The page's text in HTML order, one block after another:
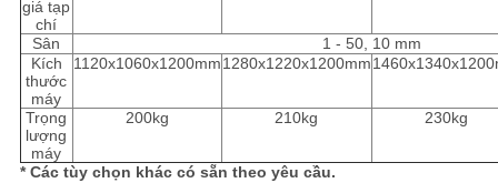
giá tạp
chí
Sân
1 - 50, 10 mm
Kích
thước
máy
1120x1060x1200mm1280x1220x1200mm
Trọng
lượng
máy
200kg 210kg 230kg
* Các tùy chọn khác có sẵn theo yêu cầu.